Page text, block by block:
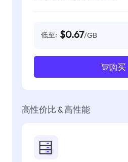
低至: $0.67/GB
购买
高性价比 & 高性能